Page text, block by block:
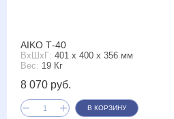
AIKO Т-40
ВxШxГ: 401 x 400 x 356 мм
Вес: 19 Кг
8 070 руб.
В КОРЗИНУ